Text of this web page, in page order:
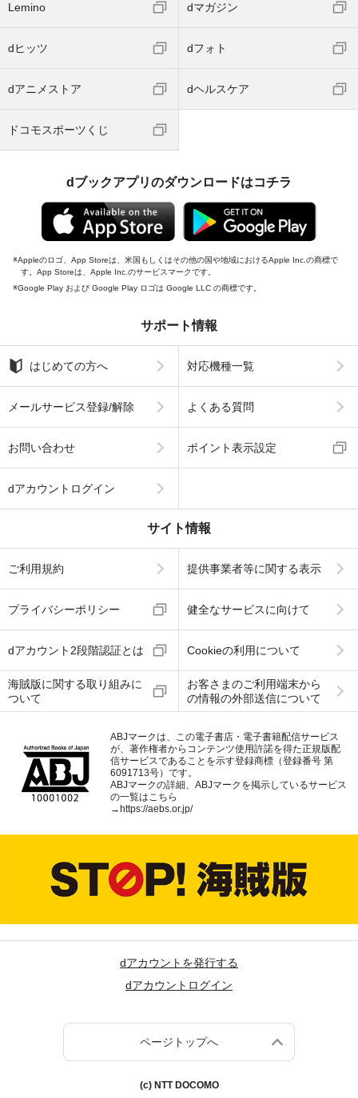
Lemino dマガジン
dヒッツ dフォト
dアニメストア dヘルスケア
ドコモスポーツくじ
dブックアプリのダウンロードはコチラ
Appleのロゴ、App Storeは、米国もしくはその他の国や地域におけるApple Inc.の商標で
す。App Storeは、Apple Inc.のサービスマークです。
Google Play および Google Play ロゴは Google LLC の商標です。
サポート情報
はじめての方へ 対応機種一覧
メールサービス登録/解除 よくある質問
お問い合わせ ポイント表示設定
dアカウントログイン
サイト情報
ご利用規約 提供事業者等に関する表示
プライバシーポリシー 健全なサービスに向けて
dアカウント2段階認証とは Cookieの利用について
海賊版に関する取り組みに
ついて
お客さまのご利用端末から
の情報の外部送信について
ABJマークは、この電子書店・電子書籍配信サービス
が、著作権者からコンテンツ使用許諾を得た正規版配
信サービスであることを示す登録商標（登録番号 第
6091713号）です。
ABJマークの詳細、ABJマークを掲示しているサービス
の一覧はこちら
→ https://aebs.or.jp/
dアカウントを発行する
dアカウントログイン
ページトップへ
(c) NTT DOCOMO